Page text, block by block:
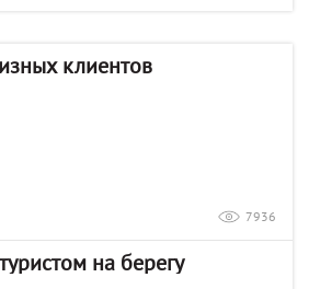
клиентов
7936
на берегу